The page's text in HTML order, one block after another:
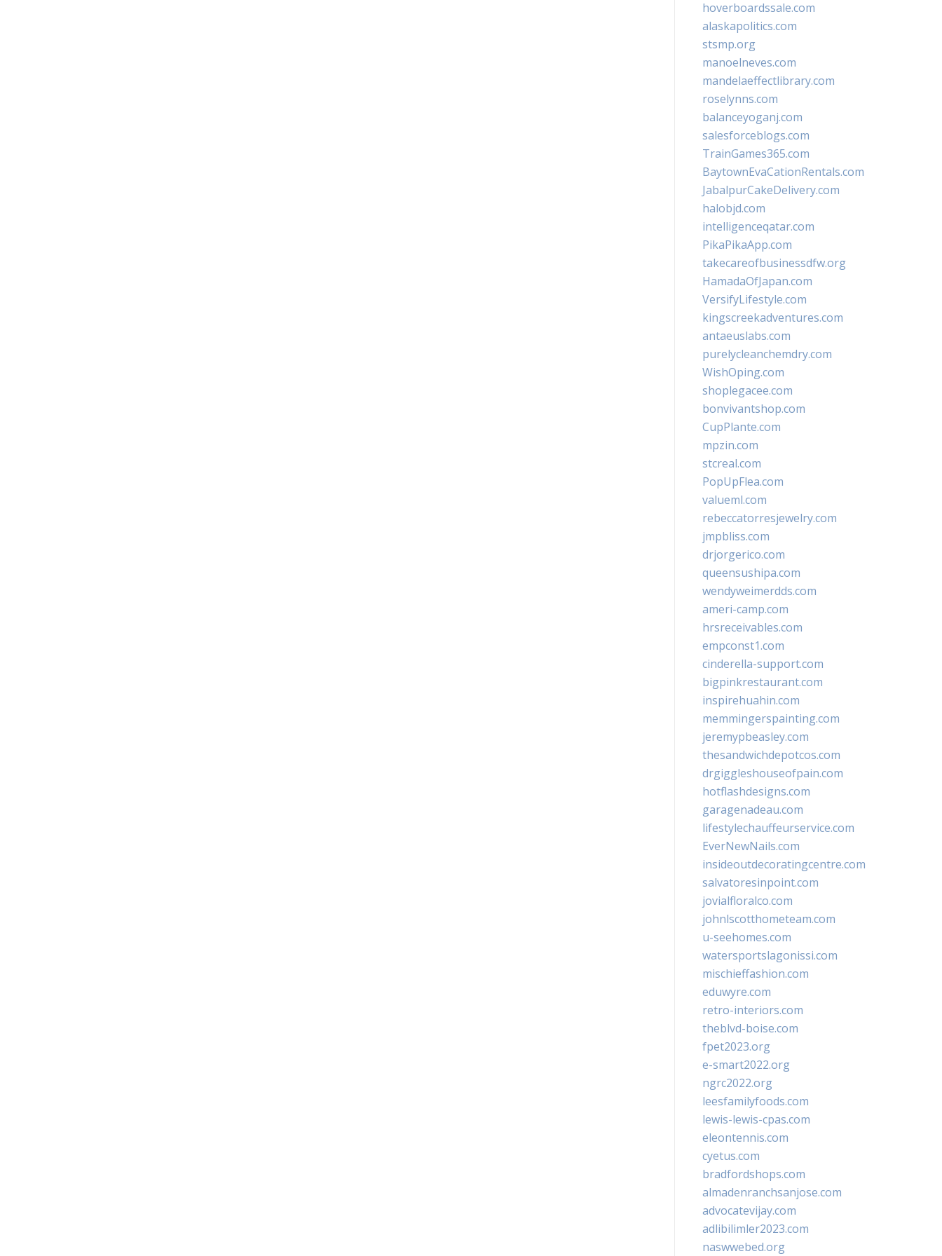
hoverboardssale.com
alaskapolitics.com
stsmp.org
manoelneves.com
mandelaeffectlibrary.com
roselynns.com
balanceyoganj.com
salesforceblogs.com
TrainGames365.com
BaytownEvaCationRentals.com
JabalpurCakeDelivery.com
halobjd.com
intelligenceqatar.com
PikaPikaApp.com
takecareofbusinessdfw.org
HamadaOfJapan.com
VersifyLifestyle.com
kingscreekadventures.com
antaeuslabs.com
purelycleanchemdry.com
WishOping.com
shoplegacee.com
bonvivantshop.com
CupPlante.com
mpzin.com
stcreal.com
PopUpFlea.com
valueml.com
rebeccatorresjewelry.com
jmpbliss.com
drjorgerico.com
queensushipa.com
wendyweimerdds.com
ameri-camp.com
hrsreceivables.com
empconst1.com
cinderella-support.com
bigpinkrestaurant.com
inspirehuahin.com
memmingerspainting.com
jeremypbeasley.com
thesandwichdepotcos.com
drgiggleshouseofpain.com
hotflashdesigns.com
garagenadeau.com
lifestylechauffeurservice.com
EverNewNails.com
insideoutdecoratingcentre.com
salvatoresinpoint.com
jovialfloralco.com
johnlscotthometeam.com
u-seehomes.com
watersportslagonissi.com
mischieffashion.com
eduwyre.com
retro-interiors.com
theblvd-boise.com
fpet2023.org
e-smart2022.org
ngrc2022.org
leesfamilyfoods.com
lewis-lewis-cpas.com
eleontennis.com
cyetus.com
bradfordshops.com
almadenranchsanjose.com
advocatevijay.com
adlibilimler2023.com
naswwebed.org